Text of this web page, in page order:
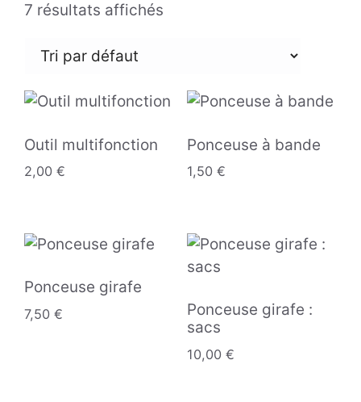
7 résultats affichés
Outil multifonction
2,00 €
Ponceuse à bande
1,50 €
Ponceuse girafe
7,50 €
Ponceuse girafe :
sacs
10,00 €